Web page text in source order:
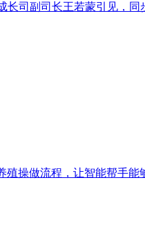
司副司长王若蒙引见，
操做流程，让智能帮手